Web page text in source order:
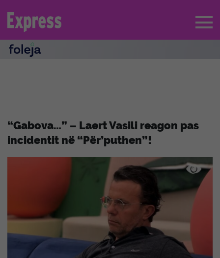
“Gabova…” – Laert Vasili reagon pas
incidentit në “Për’puthen”!